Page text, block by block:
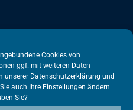
Cookies von
ggf. mit weiteren Daten
unserer Datenschutzerklärung und
auch Ihre Einstellungen ändern
Sie?